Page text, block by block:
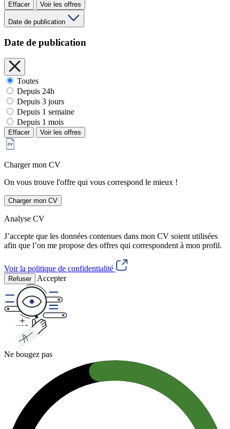
Effacer Voir les offres
Date de publication
Date de publication
Toutes
Depuis 24h
Depuis 3 jours
Depuis 1 semaine
Depuis 1 mois
Effacer Voir les offres
Charger mon CV
On vous trouve l'offre qui vous correspond le mieux !
Charger mon CV
Analyse CV
J’accepte que les données contenues dans mon CV soient utilisées
afin que l’on me propose des offres qui correspondent à mon profil.
Voir la politique de confidentialité
Refuser Accepter
Ne bougez pas